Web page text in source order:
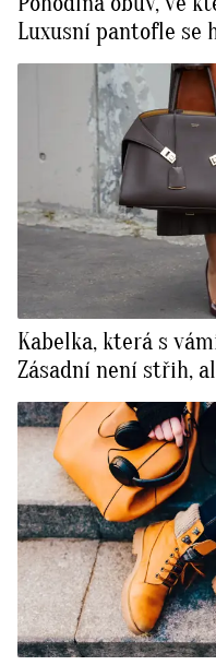
Luxusní pantofle se
Kabelka, která s
Zásadní není střih,